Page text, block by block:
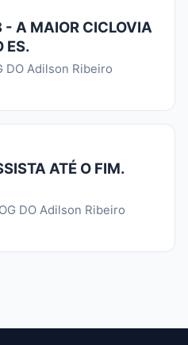
A MAIOR CICLOVIA
ES.
DO Adilson Ribeiro
ATÉ O FIM.
DO Adilson Ribeiro